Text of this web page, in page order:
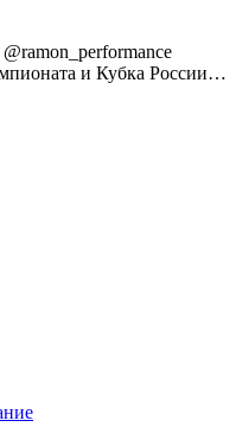
и Кубка России…